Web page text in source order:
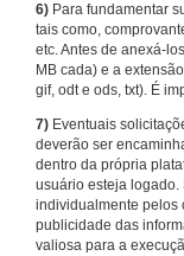
6) Para fundamentar
tais como,
etc. Antes de anexá-
MB cada) e a
gif, odt e ods, txt). É
7) Eventuais
deverão ser
dentro da própria
usuário esteja
individualmente pelos
publicidade das
valiosa para a